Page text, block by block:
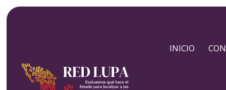
INICIO